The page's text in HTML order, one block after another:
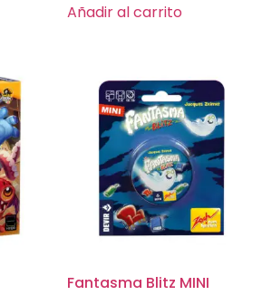
Añadir al carrito
Fantasma Blitz MINI